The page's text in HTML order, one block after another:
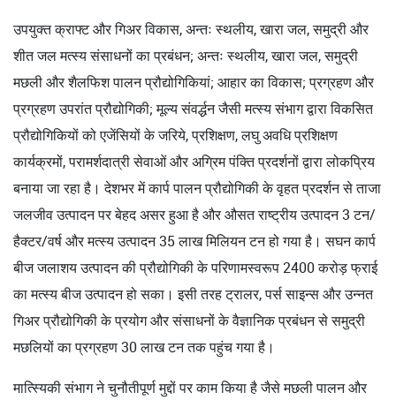
उपयुक्त क्राफ्ट और गिअर विकास, अन्तः स्थलीय, खारा जल, समुद्री और
शीत जल मत्स्य संसाधनों का प्रबंधन; अन्तः स्थलीय, खारा जल, समुद्री
मछली और शैलफिश पालन प्रौद्योगिकियां; आहार का विकास; प्रग्रहण और
प्रग्रहण उपरांत प्रौद्योगिकी; मूल्य संवर्द्धन जैसी मत्स्य संभाग द्वारा विकसित
प्रौद्योगिकियों को एजेंसियों के जरिये, प्रशिक्षण, लघु अवधि प्रशिक्षण
कार्यक्रमों, परामर्शदात्री सेवाओं और अग्रिम पंक्ति प्रदर्शनों द्वारा लोकप्रिय
बनाया जा रहा है। देशभर में कार्प पालन प्रौद्योगिकी के वृहत प्रदर्शन से ताजा
जलजीव उत्पादन पर बेहद असर हुआ है और औसत राष्ट्रीय उत्पादन 3 टन/
हैक्टर/वर्ष और मत्स्य उत्पादन 35 लाख मिलियन टन हो गया है। सघन कार्प
बीज जलाशय उत्पादन की प्रौद्योगिकी के परिणामस्वरूप 2400 करोड़ फ्राई
का मत्स्य बीज उत्पादन हो सका। इसी तरह ट्रालर, पर्स साइन्स और उन्नत
गिअर प्रौद्योगिकी के प्रयोग और संसाधनों के वैज्ञानिक प्रबंधन से समुद्री
मछलियों का प्रग्रहण 30 लाख टन तक पहुंच गया है।
मात्स्यिकी संभाग ने चुनौतीपूर्ण मुद्दों पर काम किया है जैसे मछली पालन और